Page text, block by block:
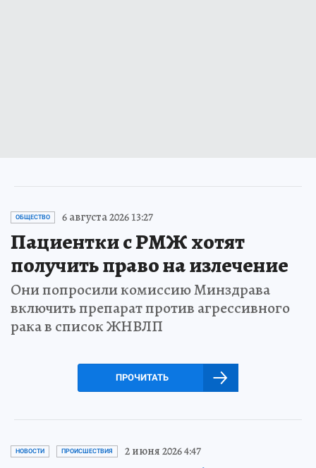
ОБЩЕСТВО 6 августа 2026 13:27
Пациентки с РМЖ хотят
получить право на излечение
Они попросили комиссию Минздрава
включить препарат против агрессивного
рака в список ЖНВЛП
ПРОЧИТАТЬ
НОВОСТИ ПРОИСШЕСТВИЯ 2 июня 2026 4:47